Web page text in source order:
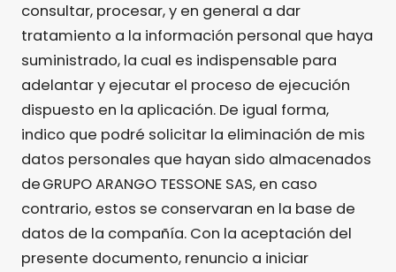
consultar, procesar, y en general a dar
tratamiento a la información personal que haya
suministrado, la cual es indispensable para
adelantar y ejecutar el proceso de ejecución
dispuesto en la aplicación. De igual forma,
indico que podré solicitar la eliminación de mis
datos personales que hayan sido almacenados
de GRUPO ARANGO TESSONE SAS, en caso
contrario, estos se conservaran en la base de
datos de la compañía. Con la aceptación del
presente documento, renuncio a iniciar